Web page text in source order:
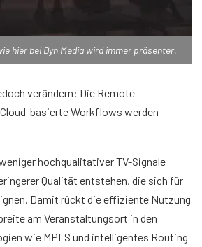
hier bei Dyn Media wird immer präsenter.
verändern: Die Remote-
basierte Workflows werden
hochqualitativer TV-Signale
Qualität entstehen, die sich für
Damit rückt die effiziente Nutzung
am Veranstaltungsort in den
wie MPLS und intelligentes Routing